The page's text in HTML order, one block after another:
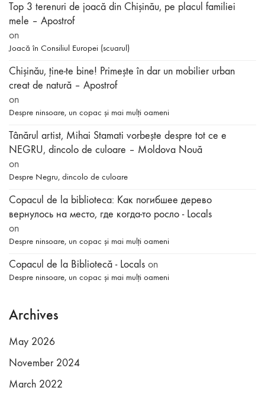
Top 3 terenuri de joacă din Chișinău, pe placul familiei
mele – Apostrof
on
Joacă în Consiliul Europei (scuarul)
Chișinău, ține-te bine! Primește în dar un mobilier urban
creat de natură – Apostrof
on
Despre ninsoare, un copac și mai mulți oameni
Tânărul artist, Mihai Stamati vorbeşte despre tot ce e
NEGRU, dincolo de culoare – Moldova Nouă
on
Despre Negru, dincolo de culoare
Copacul de la biblioteca: Как погибшее дерево
вернулось на место, где когда-то росло - Locals
on
Despre ninsoare, un copac și mai mulți oameni
Copacul de la Bibliotecă - Locals on
Despre ninsoare, un copac și mai mulți oameni
Archives
May 2026
November 2024
March 2022